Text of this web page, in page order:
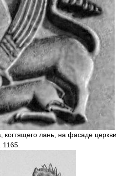
лань, на фасаде церкви